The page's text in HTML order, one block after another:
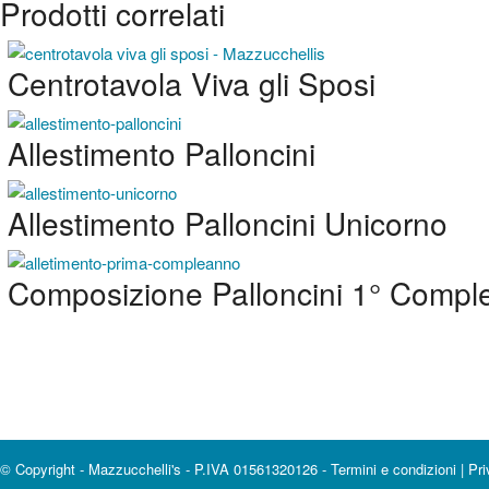
Prodotti correlati
Centrotavola Viva gli Sposi
Allestimento Palloncini
Allestimento Palloncini Unicorno
Composizione Palloncini 1°
© Copyright - Mazzucchelli's - P.IVA 01561320126 - Termini e condizioni |